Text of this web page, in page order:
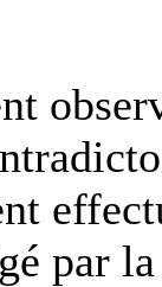
par